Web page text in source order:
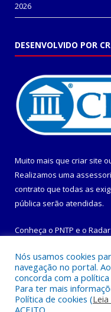
2026
DESENVOLVIDO POR
Muito mais que criar site
Realizamos uma
contrato que todas as
pública serão atendidas.
Conheça o PNTP e o
Todos os direitos
Nós usamos cookies
navegação no portal.
concorda com a
Para ter mais
Política de cookies (
ACEITO.